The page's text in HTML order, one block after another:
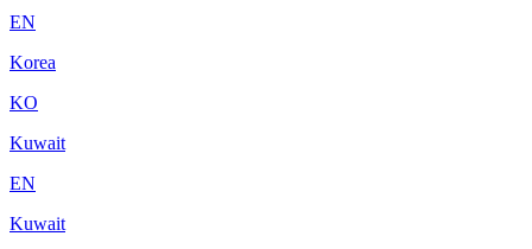
EN
Korea
KO
Kuwait
EN
Kuwait